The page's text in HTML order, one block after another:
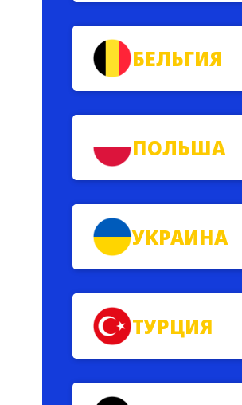
БЕЛЬГИЯ
ПОЛЬША
УКРАИНА
ТУРЦИЯ